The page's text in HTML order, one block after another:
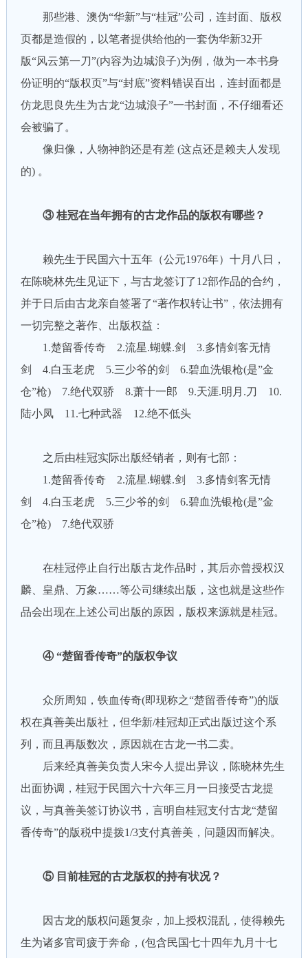
那些港、澳伪“华新”与“桂冠”公司，连封面、版权
页都是造假的，以笔者提供给他的一套伪华新32开
版“风云第一刀”(内容为边城浪子)为例，做为一本书身
份证明的“版权页”与“封底”资料错误百出，连封面都是
仿龙思良先生为古龙“边城浪子”一书封面，不仔细看还
会被骗了。
像归像，人物神韵还是有差 (这点还是赖夫人发现
的) 。
③ 桂冠在当年拥有的古龙作品的版权有哪些？
赖先生于民国六十五年（公元1976年）十月八日，
在陈晓林先生见证下，与古龙签订了12部作品的合约，
并于日后由古龙亲自签署了“著作权转让书”，依法拥有
一切完整之著作、出版权益：
1.楚留香传奇 2.流星.蝴蝶.剑 3.多情剑客无情
剑 4.白玉老虎 5.三少爷的剑 6.碧血洗银枪(是”金
仓”枪) 7.绝代双骄 8.萧十一郎 9.天涯.明月.刀 10.
陆小凤 11.七种武器 12.绝不低头
之后由桂冠实际出版经销者，则有七部：
1.楚留香传奇 2.流星.蝴蝶.剑 3.多情剑客无情
剑 4.白玉老虎 5.三少爷的剑 6.碧血洗银枪(是”金
仓”枪) 7.绝代双骄
在桂冠停止自行出版古龙作品时，其后亦曾授权汉
麟、皇鼎、万象……等公司继续出版，这也就是这些作
品会出现在上述公司出版的原因，版权来源就是桂冠。
④ “楚留香传奇”的版权争议
众所周知，铁血传奇(即现称之“楚留香传奇”)的版
权在真善美出版社，但华新/桂冠却正式出版过这个系
列，而且再版数次，原因就在古龙一书二卖。
后来经真善美负责人宋今人提出异议，陈晓林先生
出面协调，桂冠于民国六十六年三月一日接受古龙提
议，与真善美签订协议书，言明自桂冠支付古龙“楚留
香传奇”的版税中提拨1/3支付真善美，问题因而解决。
⑤ 目前桂冠的古龙版权的持有状况？
因古龙的版权问题复杂，加上授权混乱，使得赖先
生为诸多官司疲于奔命，(包含民国七十四年九月十七